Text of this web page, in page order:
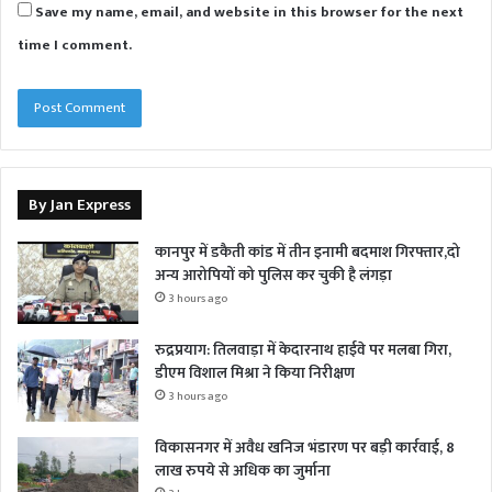
Save my name, email, and website in this browser for the next
time I comment.
By Jan Express
कानपुर में डकैती कांड में तीन इनामी बदमाश गिरफ्तार,दो
अन्य आरोपियों को पुलिस कर चुकी है लंगड़ा
3 hours ago
रुद्रप्रयाग: तिलवाड़ा में केदारनाथ हाईवे पर मलबा गिरा,
डीएम विशाल मिश्रा ने किया निरीक्षण
3 hours ago
विकासनगर में अवैध खनिज भंडारण पर बड़ी कार्रवाई, 8
लाख रुपये से अधिक का जुर्माना